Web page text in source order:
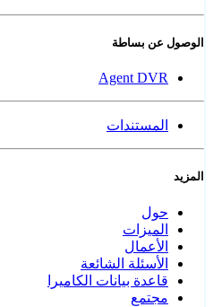
الوصول عن بساطة
Agent DVR
المستندات
المزيد
حول
الميزات
الأعمال
الأسئلة الشائعة
قاعدة بيانات الكاميرا
مجتمع